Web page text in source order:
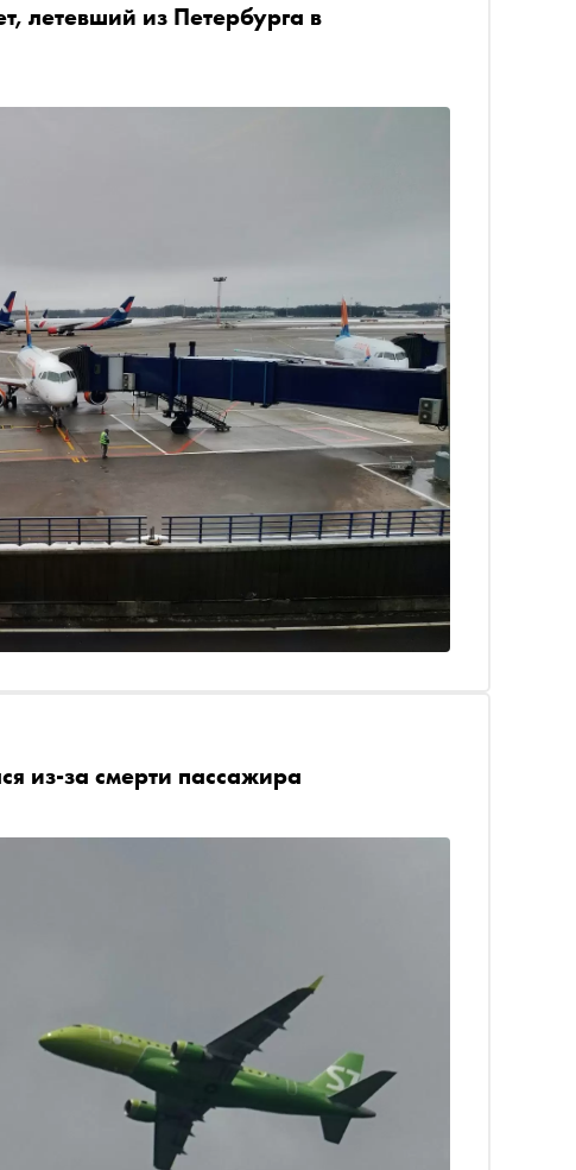
летевший из Петербурга в
из-за смерти пассажира